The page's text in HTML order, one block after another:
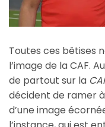
Toutes ces bêtises
l’image de la CAF.
de partout sur la
décident de ramer
d’une image